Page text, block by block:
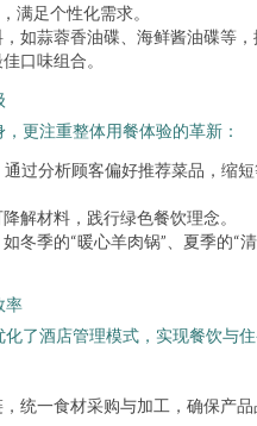
满足个性化需求。
如蒜蓉香油碟、海鲜酱油碟等，
口味组合。
更注重整体用餐体验的革新：
过分析顾客偏好推荐菜品，缩
解材料，践行绿色餐饮理念。
冬季的“暖心羊肉锅”、夏季的“
率
了酒店管理模式，实现餐饮与
统一食材采购与加工，确保产品